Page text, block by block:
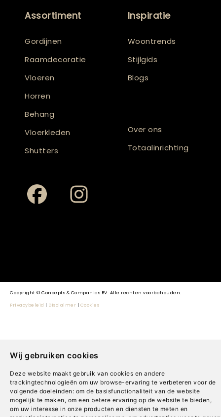
Wij gebruiken cookies
Deze website maakt gebruik van cookies en andere
trackingtechnologieën om uw browse-ervaring te verbeteren voor de
volgende doeleinden: om de basisfunctionaliteit van de website
mogelijk te maken , om een betere ervaring op de website te bieden ,
om uw interesse in onze producten en diensten te meten en
Assortiment
Gordijnen
Raamdecoratie
Vloeren
Horren
Behang
Vloerkleden
Shutters
Inspiratie
Woontrends
Stijlgids
Blogs
Over ons
Totaalinrichting
Copyright © Concepts & Companies BV. Alle rechten voorbehouden.
Privacybeleid | Disclaimer | Cookies